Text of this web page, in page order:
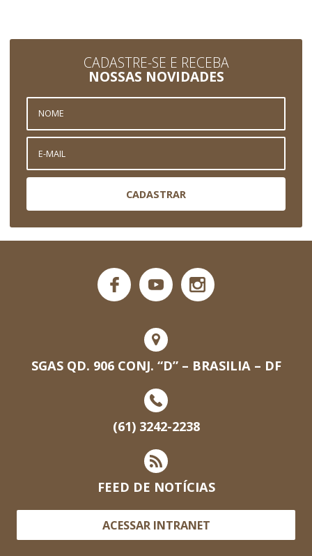
CADASTRE-SE E RECEBA
NOSSAS NOVIDADES
CADASTRAR
SGAS QD. 906 CONJ. “D” – BRASILIA – DF
(61) 3242-2238
FEED DE NOTÍCIAS
ACESSAR INTRANET